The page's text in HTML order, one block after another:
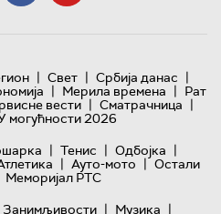
| Свет | Србија данас |
| Мерила времена | Рат
вести | Сматрачница |
могућности 2026
| Тенис | Одбојка |
| Ауто-мото | Остали
Меморијал РТС
Занимљивости | Музика |